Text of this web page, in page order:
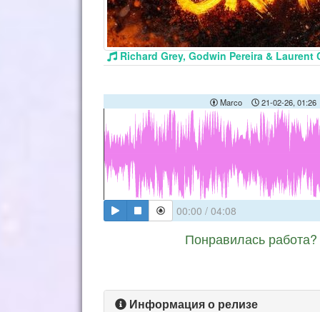
Richard Grey, Godwin Pereira & Laurent
Marco 21-02-26, 01:26
00:00 / 04:08
Понравилась
Информация о релизе